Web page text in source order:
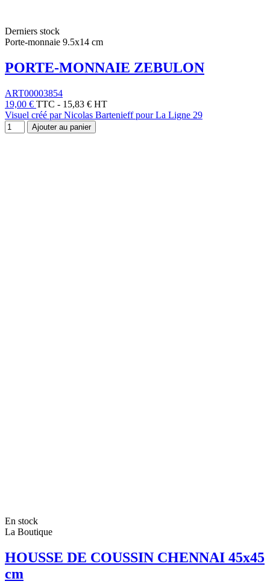
Derniers stock
Porte-monnaie 9.5x14 cm
PORTE-MONNAIE ZEBULON
ART00003854
19,00 € TTC - 15,83 € HT
Visuel créé par Nicolas Bartenieff pour La Ligne 29
Ajouter au panier
En stock
La Boutique
HOUSSE DE COUSSIN CHENNAI 45x45
cm